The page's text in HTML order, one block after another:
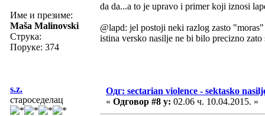
Име и презиме:
Maša Malinovski
Струка:
Поруке: 374
da da...a to je upravo i primer koji iznosi
@lapd: jel postoji neki razlog zasto
istina versko nasilje ne bi bilo precizno
s.z.
староседелац
Одг: sectarian violence - sektasko
« Одговор #8 у: 02.06 ч. 10.04.2015. »